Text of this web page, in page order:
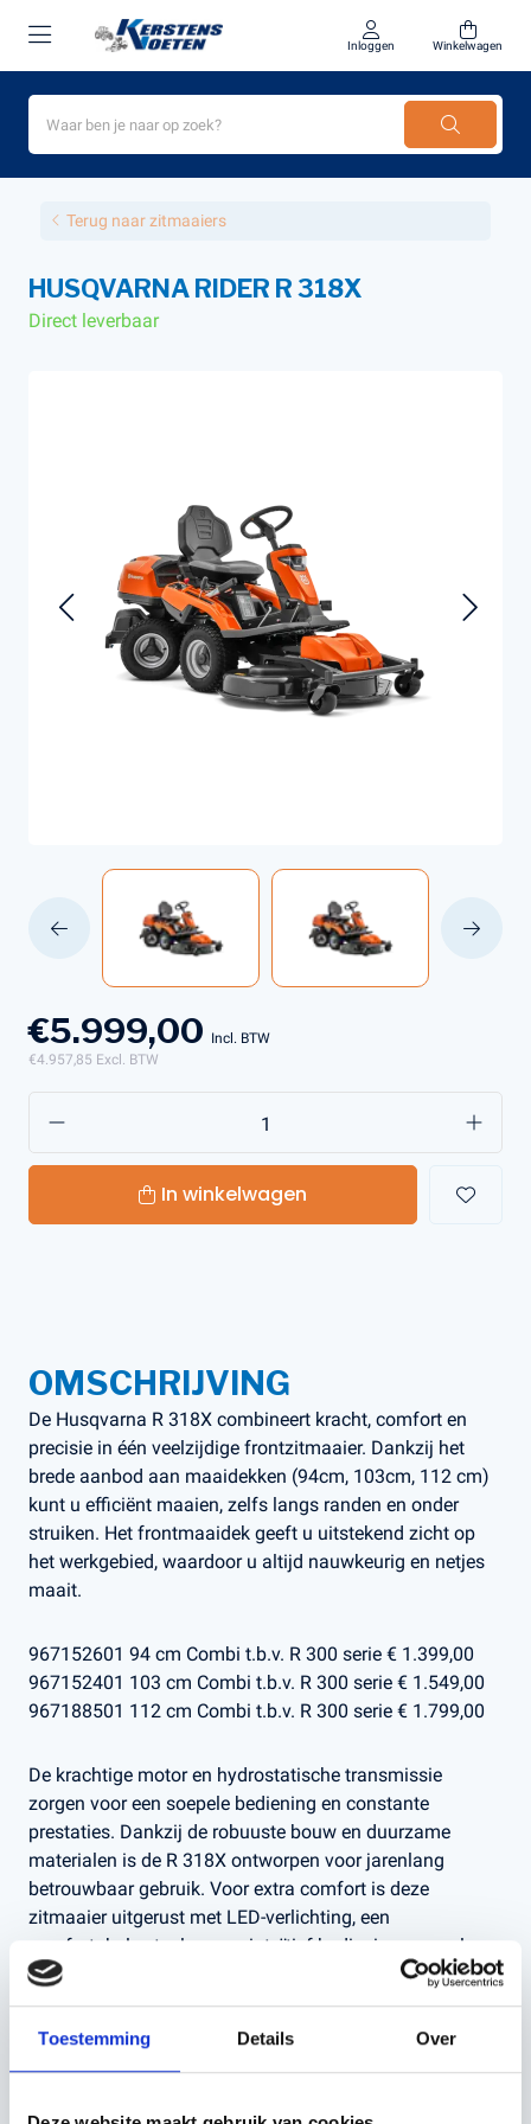
Toestemming Details Over
Inloggen Winkelwagen
Terug naar zitmaaiers
HUSQVARNA RIDER R 318X
Direct leverbaar
€5.999,00 Incl. BTW
€4.957,85 Excl. BTW
In winkelwagen
OMSCHRIJVING
De Husqvarna R 318X combineert kracht, comfort en
precisie in één veelzijdige frontzitmaaier. Dankzij het
brede aanbod aan maaidekken (94cm, 103cm, 112 cm)
kunt u efficiënt maaien, zelfs langs randen en onder
struiken. Het frontmaaidek geeft u uitstekend zicht op
het werkgebied, waardoor u altijd nauwkeurig en netjes
maait.
967152601 94 cm Combi t.b.v. R 300 serie € 1.399,00
967152401 103 cm Combi t.b.v. R 300 serie € 1.549,00
967188501 112 cm Combi t.b.v. R 300 serie € 1.799,00
De krachtige motor en hydrostatische transmissie
zorgen voor een soepele bediening en constante
prestaties. Dankzij de robuuste bouw en duurzame
materialen is de R 318X ontworpen voor jarenlang
betrouwbaar gebruik. Voor extra comfort is deze
zitmaaier uitgerust met LED-verlichting, een
comfortabele stoel en een intuïtief bedieningspaneel.
Of u nu een groot gazon onderhoudt of complex terrein
met veel obstakels, de Husqvarna R 318X levert elke keer
weer perfecte resultaten.